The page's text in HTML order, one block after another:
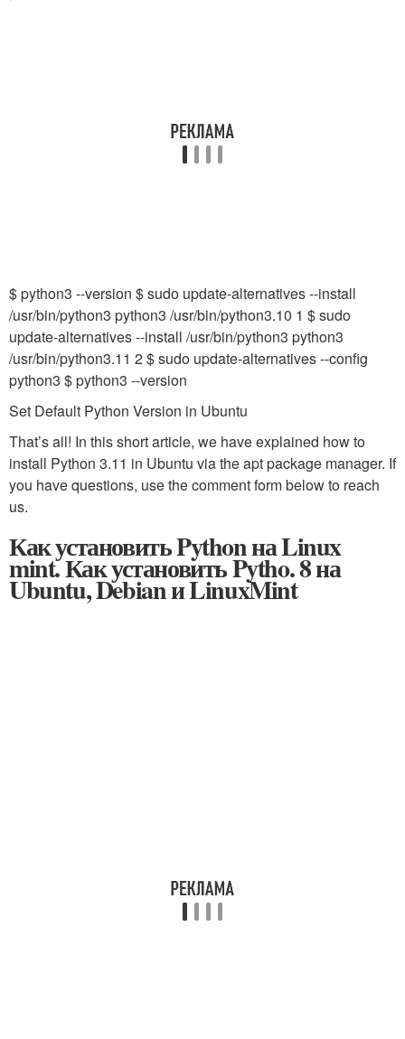
$ python3 --version $ sudo update-alternatives --install
/usr/bin/python3 python3 /usr/bin/python3.10 1 $ sudo
update-alternatives --install /usr/bin/python3 python3
/usr/bin/python3.11 2 $ sudo update-alternatives --config
python3 $ python3 --version
Set Default Python Version in Ubuntu
That’s all! In this short article, we have explained how to
install Python 3.11 in Ubuntu via the apt package manager. If
you have questions, use the comment form below to reach
us.
Как установить Python на Linux
mint. Как установить Pytho. 8 на
Ubuntu, Debian и LinuxMint